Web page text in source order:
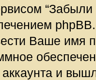
Ваше имя
и